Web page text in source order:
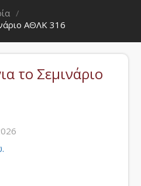
ΑΘΛΚ 316
το Σεμινάριο